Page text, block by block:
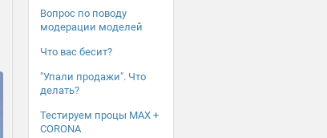
Вопрос по поводу
модерации моделей
Что вас бесит?
"Упали продажи". Что
делать?
Тестируем процы MAX +
CORONA